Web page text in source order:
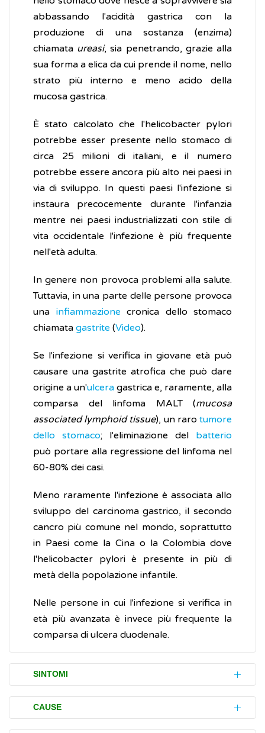
abbassando l'acidità gastrica con la
produzione di una sostanza (enzima)
chiamata ureasi, sia penetrando, grazie alla
sua forma a elica da cui prende il nome, nello
strato più interno e meno acido della
mucosa gastrica.
È stato calcolato che l'helicobacter pylori
potrebbe esser presente nello stomaco di
circa 25 milioni di italiani, e il numero
potrebbe essere ancora più alto nei paesi in
via di sviluppo. In questi paesi l'infezione si
instaura precocemente durante l'infanzia
mentre nei paesi industrializzati con stile di
vita occidentale l'infezione è più frequente
nell'età adulta.
In genere non provoca problemi alla salute.
Tuttavia, in una parte delle persone provoca
una infiammazione cronica dello stomaco
chiamata gastrite (Video).
Se l'infezione si verifica in giovane età può
causare una gastrite atrofica che può dare
origine a un'ulcera gastrica e, raramente, alla
comparsa del linfoma MALT (mucosa
associated lymphoid tissue), un rarotumore
dello stomaco; l'eliminazione del batterio
può portare alla regressione del linfoma nel
60-80% dei casi.
Meno raramente l'infezione è associata allo
sviluppo del carcinoma gastrico, il secondo
cancro più comune nel mondo, soprattutto
in Paesi come la Cina o la Colombia dove
l'helicobacter pylori è presente in più di
metà della popolazione infantile.
Nelle persone in cui l'infezione si verifica in
età più avanzata è invece più frequente la
comparsa di ulcera duodenale.
SINTOMI
In molti casi l'infezione non provoca disturbi
(è asintomatica); le persone infette, quindi,
CAUSE